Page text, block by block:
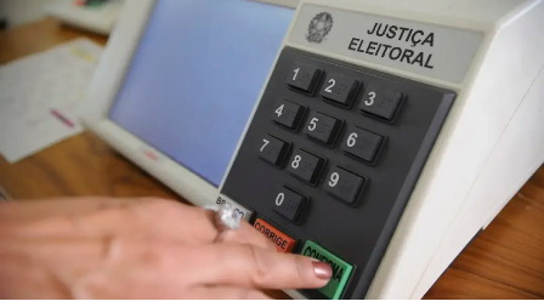
Novo pedido de afastamento
Agora, o MPF emitiu nota ratificando todas as decisões
que deferiram as medidas investigatórias e
assecuratórias, “assim como a manutenção de todas as
medidas cautelares que estão em vigor”. Um eventual
novo afastamento do prefeito iniciaria um novo capítulo
para o vice-prefeito do município, Nedy de Vargas
Marques (Avante), que foi quem assumiu a Prefeitura por